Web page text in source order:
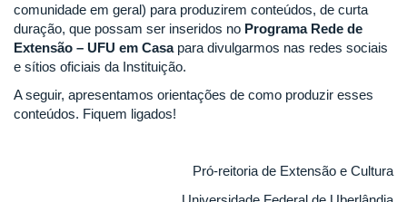
comunidade em geral) para produzirem conteúdos, de curta
duração, que possam ser inseridos no Programa Rede de
Extensão – UFU em Casa para divulgarmos nas redes sociais
e sítios oficiais da Instituição.
A seguir, apresentamos orientações de como produzir esses
conteúdos. Fiquem ligados!
Pró-reitoria de Extensão e Cultura